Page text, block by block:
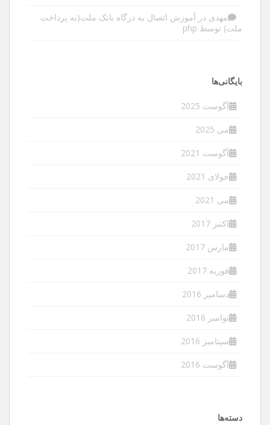
مهدی در آموزش اتصال به درگاه بانک ملت(به پرداخت
ملت) توسط php
بایگانی‌ها
آگوست 2025
می 2025
آگوست 2021
جولای 2021
می 2021
اکتبر 2017
مارس 2017
فوریه 2017
دسامبر 2016
نوامبر 2016
سپتامبر 2016
آگوست 2016
دسته‌ها